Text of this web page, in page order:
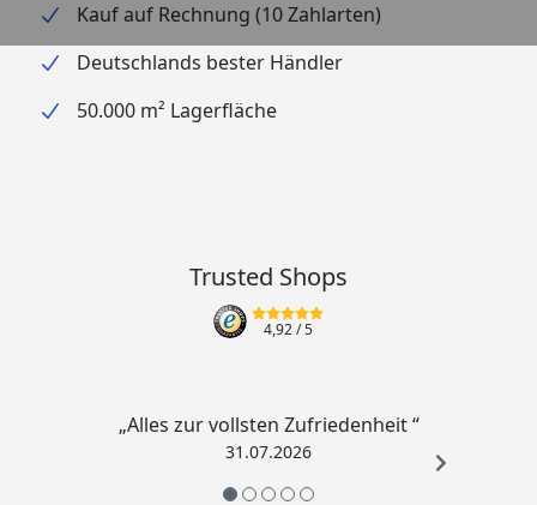
Ideale Ergänzung zu unseren Feuerstellen
Kauf auf Rechnung (10 Zahlarten)
Deutschlands bester Händler
50.000 m² Lagerfläche
Trusted Shops
4,92/ 5
„Alles zur vollsten Zufriedenheit “
31.07.2026